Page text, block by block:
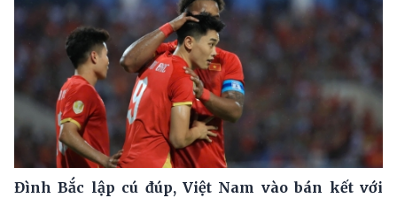
Đình Bắc lập cú đúp, Việt Nam vào bán kết với